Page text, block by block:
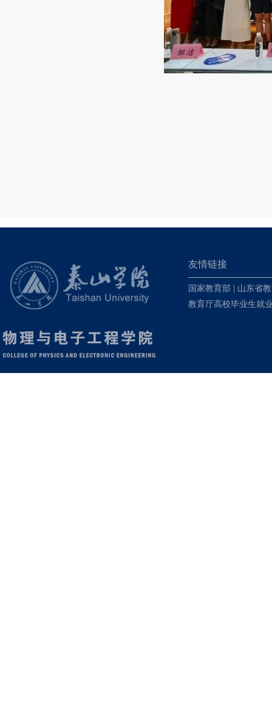
友情链接
国家教育部
山东省
教育厅高校毕业生就